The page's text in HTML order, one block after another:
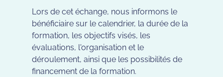
Lors de cet échange, nous informons le
bénéficiaire sur le calendrier, la durée de la
formation, les objectifs visés, les
évaluations, l'organisation et le
déroulement, ainsi que les possibilités de
financement de la formation.